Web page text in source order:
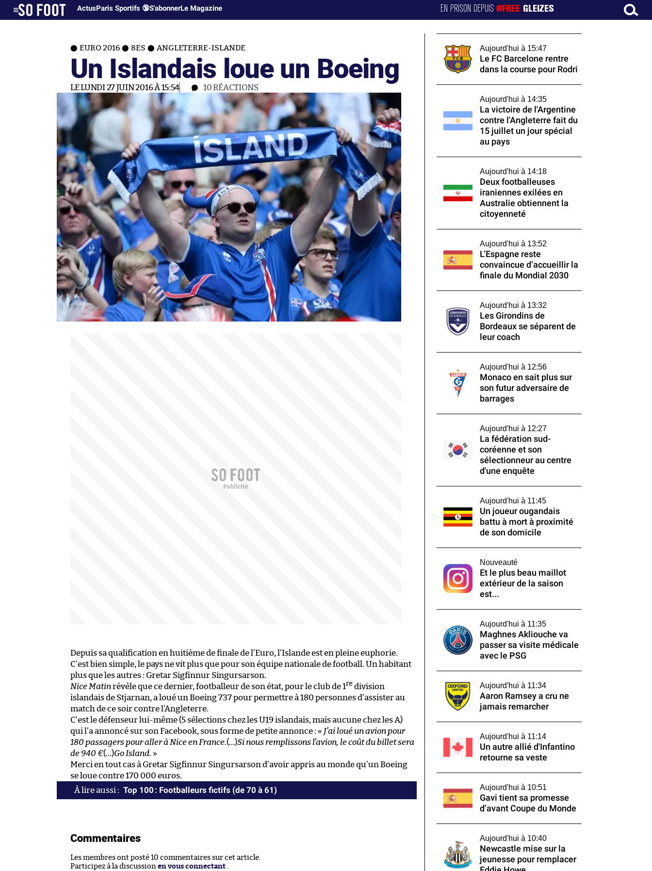
ActusParis Sportifs 🔞S'abonnerLe Magazine EN PRISON DEPUIS#FREE GLEIZES
EURO 2016 8ES ANGLETERRE-ISLANDE
Un Islandais loue un Boeing
LE LUNDI 27 JUIN 2016 À 15:54 10RÉACTIONS
Depuis sa qualification en huitième de finale de l’Euro, l’Islande est en pleine euphorie.
C’est bien simple, le pays ne vit plus que pour son équipe nationale de football. Un habitant
plus que les autres : Gretar Sigfinnur Singursarson.
Nice Matinrévèle que ce dernier, footballeur de son état, pour le club de 1re division
islandais de Stjarnan, a loué un Boeing 737 pour permettre à 180 personnes d’assister au
match de ce soir contre l’Angleterre.
C’est le défenseur lui-même (5 sélections chez les U19 islandais, mais aucune chez les A)
qui l’a annoncé sur son Facebook, sous forme de petite annonce : « J’ai loué un avion pour
180 passagers pour aller à Nice en France.(…)Si nous remplissons l’avion, le coût du billet sera
de 940 €(…)Go Island. »
Merci en tout cas à Gretar Sigfinnur Singursarson d’avoir appris au monde qu’un Boeing
se loue contre 170 000 euros.
Top 100 : Footballeurs fictifs (de 70 à 61)
Commentaires
Les membres ont posté 10 commentaires sur cet article.
Participez à la discussion en vous connectant
Aujourd'hui à 15:47
Le FC Barcelone rentre
dans la course pour Rodri
Aujourd'hui à 14:35
La victoire de l'Argentine
contre l'Angleterre fait du
15 juillet un jour spécial
au pays
Aujourd'hui à 14:18
Deux footballeuses
iraniennes exilées en
Australie obtiennent la
citoyenneté
Aujourd'hui à 13:52
L’Espagne reste
convaincue d’accueillir la
finale du Mondial 2030
Aujourd'hui à 13:32
Les Girondins de
Bordeaux se séparent de
leur coach
Aujourd'hui à 12:56
Monaco en sait plus sur
son futur adversaire de
barrages
Aujourd'hui à 12:27
La fédération sud-
coréenne et son
sélectionneur au centre
d'une enquête
Aujourd'hui à 11:45
Un joueur ougandais
battu à mort à proximité
de son domicile
Nouveauté
Et le plus beau maillot
extérieur de la saison
est...
Aujourd'hui à 11:35
Maghnes Akliouche va
passer sa visite médicale
avec le PSG
Aujourd'hui à 11:34
Aaron Ramsey a cru ne
jamais remarcher
Aujourd'hui à 11:14
Un autre allié d'Infantino
retourne sa veste
Aujourd'hui à 10:51
Gavi tient sa promesse
d’avant Coupe du Monde
Aujourd'hui à 10:40
Newcastle mise sur la
jeunesse pour remplacer